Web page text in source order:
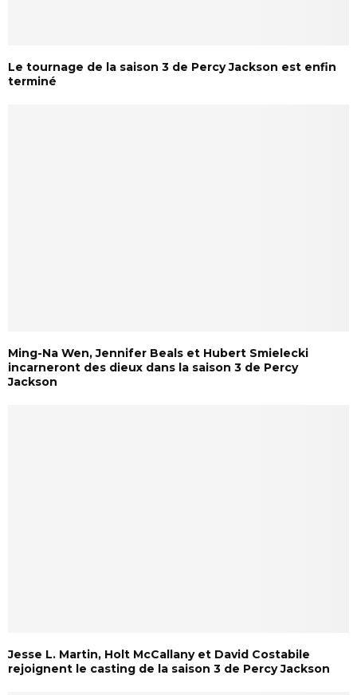
Le tournage de la saison 3 de Percy Jackson est enfin
terminé
Ming-Na Wen, Jennifer Beals et Hubert Smielecki
incarneront des dieux dans la saison 3 de Percy
Jackson
Jesse L. Martin, Holt McCallany et David Costabile
rejoignent le casting de la saison 3 de Percy Jackson